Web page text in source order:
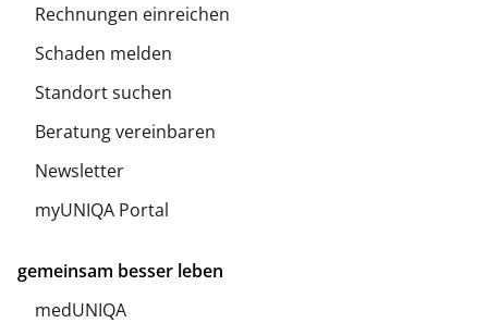
Rechnungen einreichen
Schaden melden
Standort suchen
Beratung vereinbaren
Newsletter
myUNIQA Portal
gemeinsam besser leben
medUNIQA